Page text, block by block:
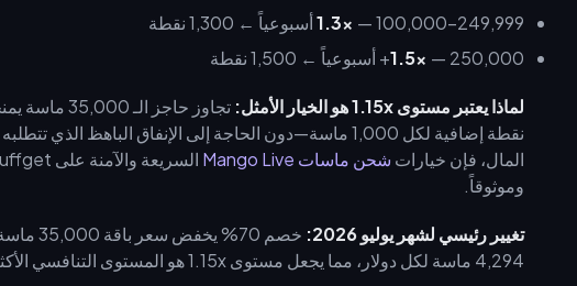
1.3x — 100,000–249,999 أسبوعياً ← 1,300 نقطة
1.5x — 250,000+ أسبوعياً ← 1,500 نقطة
لماذا يعتبر مستوى 1.15x هو الخيار الأمثل:
نقطة إضافية لكل 1,000 ماسة—دون الحاجة إلى الإنفاق
المال، فإن خيارات شحن ماسات Mango Live
وموثوقاً.
تغيير رئيسي لشهر يوليو 2026:
4,294 ماسة لكل دولار، مما يجعل مستوى 1.15x هو المستوى التنافسي الأكثر سهولة في الوصول إليه هذا الموسم.